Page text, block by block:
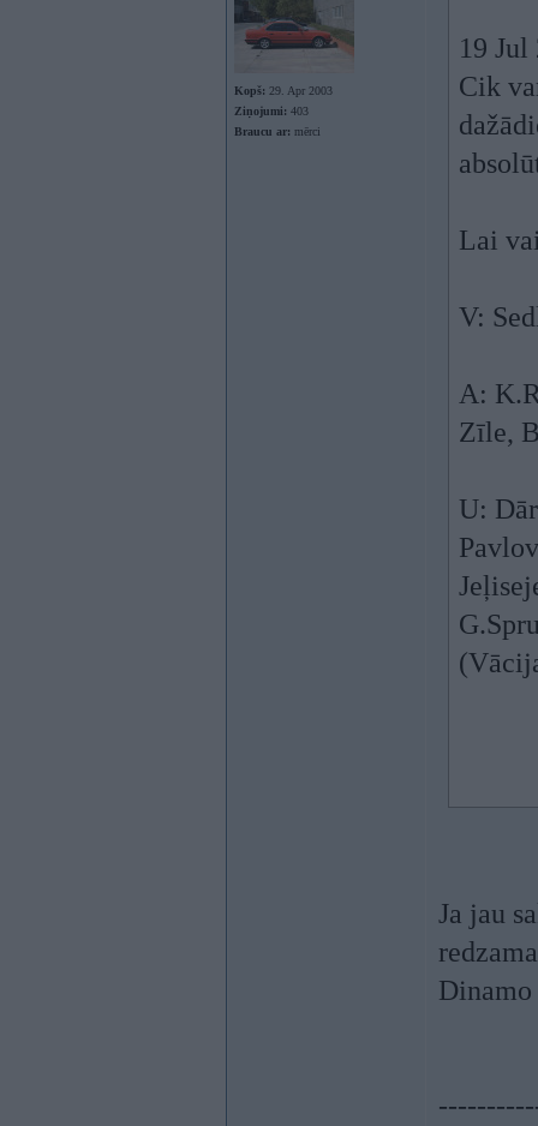
Kopš: 29. Apr 2003
Ziņojumi: 403
Braucu ar: mērci
19
Cik
Lai
V:
A:
Zīle,
U:
Ja jau